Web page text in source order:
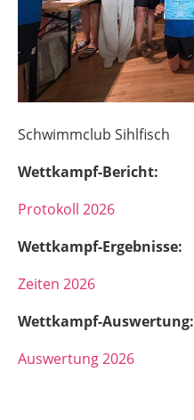
Schwimmclub Sihlfisch
Wettkampf-Bericht:
Protokoll 2026
Wettkampf-Ergebnisse:
Zeiten 2026
Wettkampf-Auswertung:
Auswertung 2026